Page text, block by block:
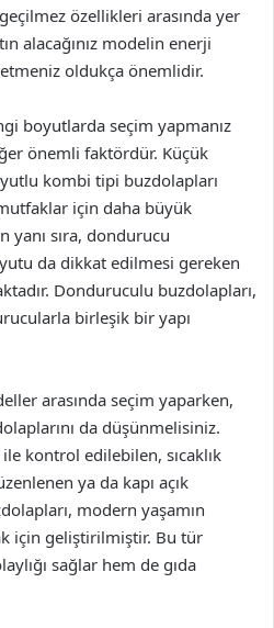
özellikleri arasında yer
alacağınız modelin enerji
oldukça önemlidir.
boyutlarda seçim yapmanız
önemli faktördür. Küçük
kombi tipi buzdolapları
için daha büyük
yanı sıra, dondurucu
da dikkat edilmesi gereken
Donduruculu buzdolapları,
birleşik bir yapı
arasında seçim yaparken,
da düşünmelisiniz.
kontrol edilebilen, sıcaklık
ya da kapı açık
modern yaşamın
için geliştirilmiştir. Bu tür
sağlar hem de gıda